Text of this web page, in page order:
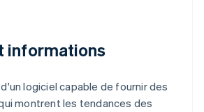
informations
logiciel capable de fournir des
montrent les tendances des